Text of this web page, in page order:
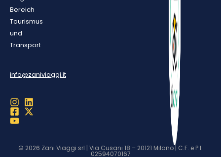
Bereich
Tourismus
und
Transport.
info@zaniviaggi.it
© 2026 Zani Viaggi srl | Via Cusani 18 – 20121 Milano | C.F. e P.I.
02594070167